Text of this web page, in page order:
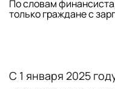
По словам
только граждане с
С 1 января 2025